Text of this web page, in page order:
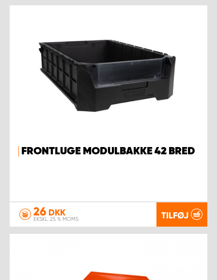
FRONTLUGE MODULBAKKE 42 BRED
26 DKK
EKSKL. 25 % MOMS TILFØJ